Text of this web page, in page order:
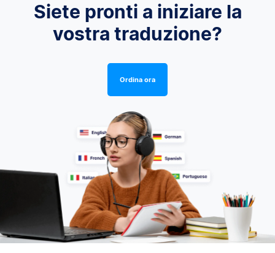
Siete pronti a iniziare la
vostra traduzione?
Ordina ora